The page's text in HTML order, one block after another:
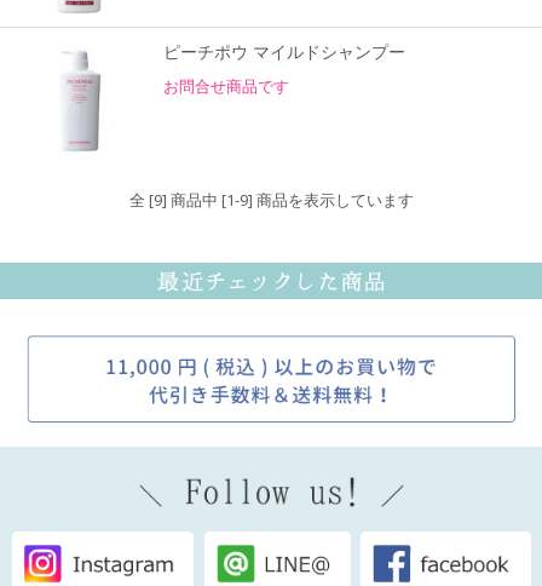
ピーチポウ マイルドシャンプー
お問合せ商品です
全 [9] 商品中 [1-9] 商品を表示しています